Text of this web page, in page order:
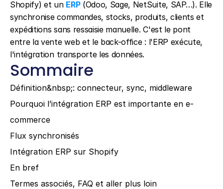
Shopify) et un ERP (Odoo, Sage, NetSuite, SAP…). Elle
synchronise commandes, stocks, produits, clients et
expéditions sans ressaisie manuelle. C'est le pont
entre la vente web et le back-office : l'ERP exécute,
l'intégration transporte les données.
Sommaire
Définition&nbsp;: connecteur, sync, middleware
Pourquoi l’intégration ERP est importante en e-
commerce
Flux synchronisés
Intégration ERP sur Shopify
En bref
Termes associés, FAQ et aller plus loin